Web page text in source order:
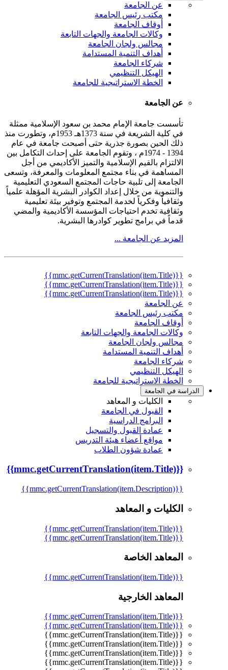
عن الجامعة
مكتب رئيس الجامعة
أوقاف الجامعة
وكالات الجامعة والجهات التابعة
مجالس ولجان الجامعة
أهداف التنمية المستدامة
شركاء الجامعة
الهيكل التنظيمي
الخطة الاستراتيجية للجامعة
عن الجامعة
تأسست جامعة الإمام محمد بن سعود الإسلامية ممثلة
في كلية الشريعة في سنة 1373هـ 1953م، وتطورت منذ
ذلك الحين بصورة جذرية حتى أصبحت جامعة في عام
1394 - 1974م ، وتقوم الجامعة على إحداث التكامل بين
الالتزام بالقيم الإسلامية والتميز الأكاديمي من أجل
المساهمة في بناء مجتمع المعلومات والمعرفة، وتسعى
الجامعة إلى تلبية حاجات المجتمع السعودي التعليمية
والتنموية من خلال إعداد الكوادر البشرية المؤهلة علمياً
وثقافياً وفكرياً لخدمة المجتمع وتوفير بيئة تعليمية
وثقافية تخدم احتياجات المؤسسة الأكاديمية والمضي
قدماً في برامج تطوير كوادرها البشرية.
المزيد عن الجامعة ...
{{mmc.getCurrentTranslation(item.Title)}}
{{mmc.getCurrentTranslation(item.Title)}}
{{mmc.getCurrentTranslation(item.Title)}}
عن الجامعة
مكتب رئيس الجامعة
أوقاف الجامعة
وكالات الجامعة والجهات التابعة
مجالس ولجان الجامعة
أهداف التنمية المستدامة
شركاء الجامعة
الهيكل التنظيمي
الخطة الاستراتيجية للجامعة
الدراسة في الجامعة
الكليات و المعاهد
القبول في الجامعة
البرامج الدراسية
عمادة القبول والتسجيل
مواقع أعضاء هيئة التدريس
عمادة شؤون الطلاب
{{mmc.getCurrentTranslation(item.Title)}}
{{mmc.getCurrentTranslation(item.Description)}}
الكليات و المعاهد
{{mmc.getCurrentTranslation(item.Title)}}
{{mmc.getCurrentTranslation(item.Title)}}
المعاهد الخاصة
{{mmc.getCurrentTranslation(item.Title)}}
المعاهد الخارجية
{{mmc.getCurrentTranslation(item.Title)}}
{{mmc.getCurrentTranslation(item.Title)}}
{{mmc.getCurrentTranslation(item.Title)}}
{{mmc.getCurrentTranslation(item.Title)}}
{{mmc.getCurrentTranslation(item.Title)}}
{{mmc.getCurrentTranslation(item.Title)}}